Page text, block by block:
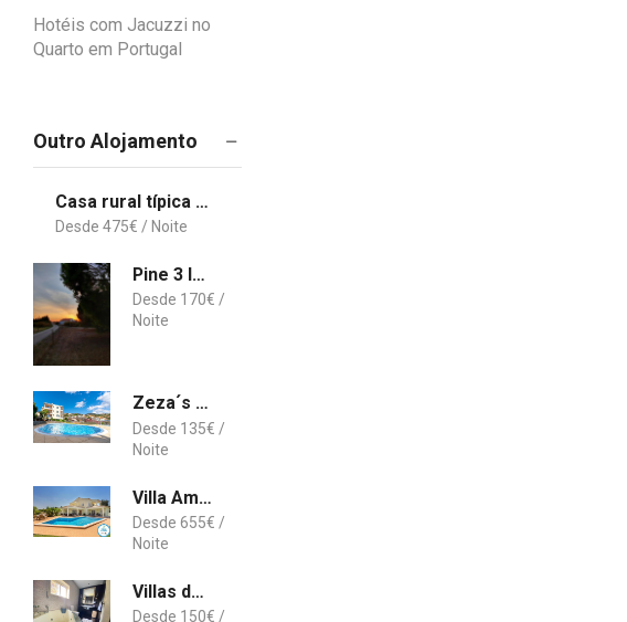
Hotéis com Jacuzzi no
Quarto em Portugal
Outro Alojamento
Casa rural típica algarvia
475€
Pine 3 Inn, holiday home, activities and more
170€
Zeza´s apartament
135€
Villa Amarela
655€
Villas do Monte Guimarães
150€